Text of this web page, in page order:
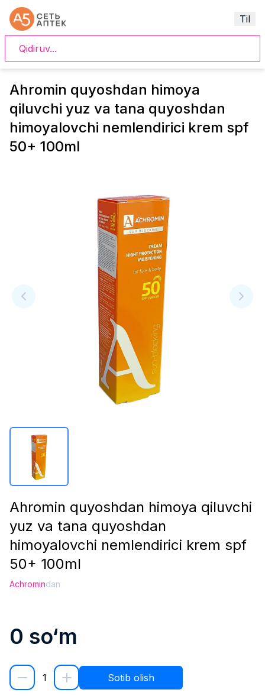
Til
Ahromin quyoshdan himoya
qiluvchi yuz va tana quyoshdan
himoyalovchi nemlendirici krem spf
50+ 100ml
Ahromin quyoshdan himoya qiluvchi
yuz va tana quyoshdan
himoyalovchi nemlendirici krem spf
50+ 100ml
Achromindan
0 so‘m
1 Sotib olish